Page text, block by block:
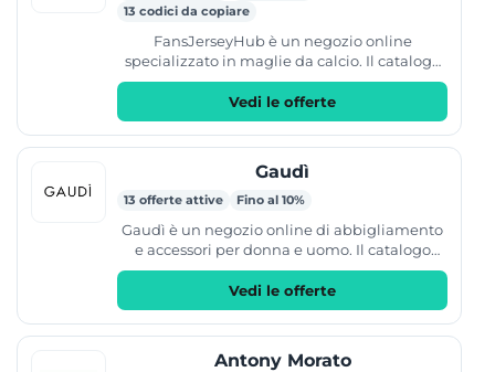
13 codici da copiare
FansJerseyHub è un negozio online
specializzato in maglie da calcio. Il catalogo
include maglie nuove, modelli retro e
abbigliamento per tifosi,...
Vedi le offerte
Gaudì
13 offerte attive Fino al 10%
Gaudì è un negozio online di abbigliamento
e accessori per donna e uomo. Il catalogo
comprende diverse categorie tra cui capi
d'abbigliamento,...
Vedi le offerte
Antony Morato